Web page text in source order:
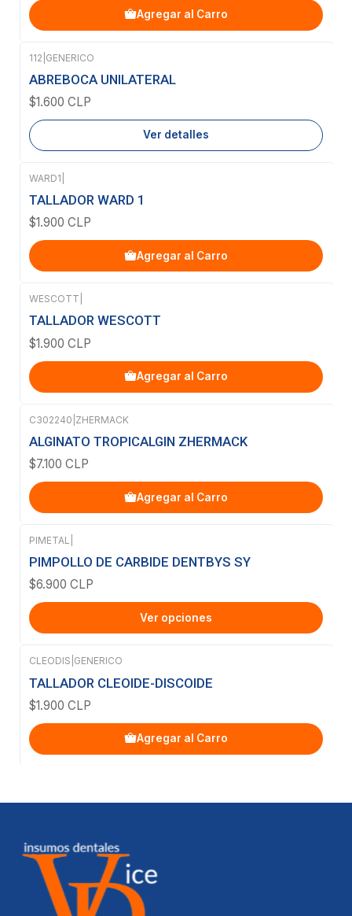
Agregar al Carro
Agotado
112 GENERICO
ABREBOCA UNILATERAL
$1.600 CLP
Ver detalles
WARD1
TALLADOR WARD 1
$1.900 CLP
Agregar al Carro
WESCOTT
TALLADOR WESCOTT
$1.900 CLP
Agregar al Carro
C302240 ZHERMACK
ALGINATO TROPICALGIN ZHERMACK
$7.100 CLP
Agregar al Carro
PIMETAL
PIMPOLLO DE CARBIDE DENTBYS SY
$6.900 CLP
Ver opciones
CLEODIS GENERICO
TALLADOR CLEOIDE-DISCOIDE
$1.900 CLP
Agregar al Carro